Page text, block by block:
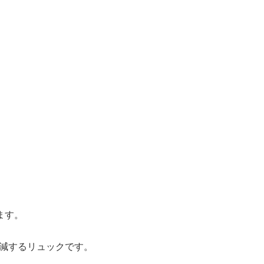
。
るリュックです。